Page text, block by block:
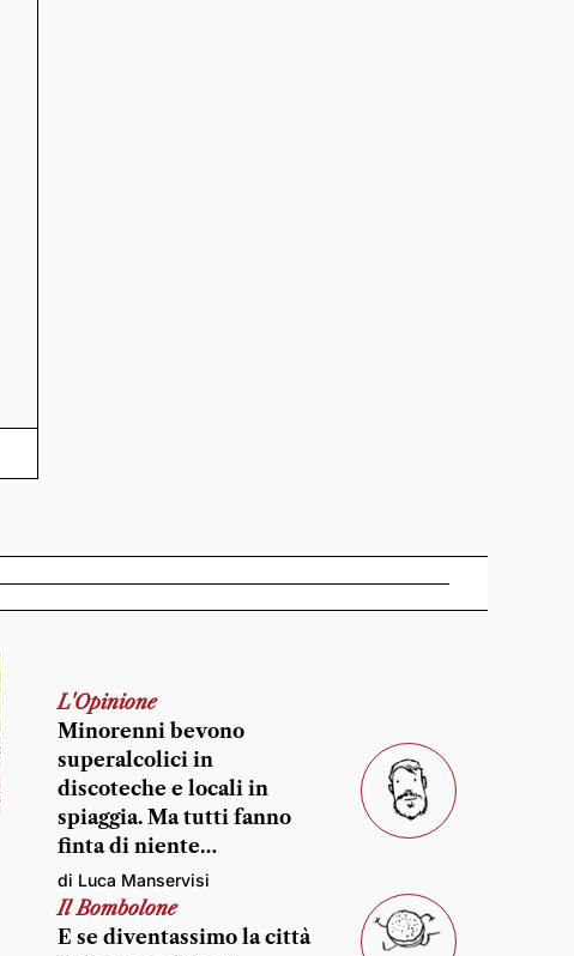
L'Opinione
Minorenni bevono
superalcolici in
discoteche e locali in
spiaggia. Ma tutti fanno
finta di niente…
di Luca Manservisi
Il Bombolone
E se diventassimo la città